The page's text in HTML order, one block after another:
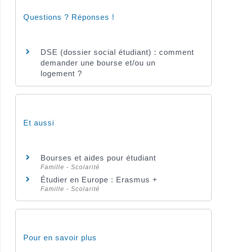
Questions ? Réponses !
DSE (dossier social étudiant) : comment
demander une bourse et/ou un
logement ?
Et aussi
Bourses et aides pour étudiant
Famille - Scolarité
Étudier en Europe : Erasmus +
Famille - Scolarité
Pour en savoir plus